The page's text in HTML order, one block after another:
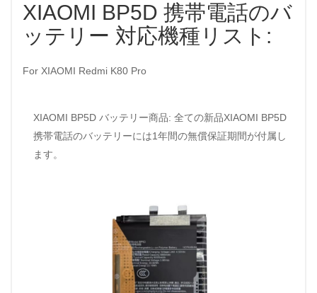
XIAOMI BP5D 携帯電話のバ
ッテリー 対応機種リスト:
For XIAOMI Redmi K80 Pro
XIAOMI BP5D バッテリー商品: 全ての新品XIAOMI BP5D
携帯電話のバッテリーには1年間の無償保証期間が付属し
ます。